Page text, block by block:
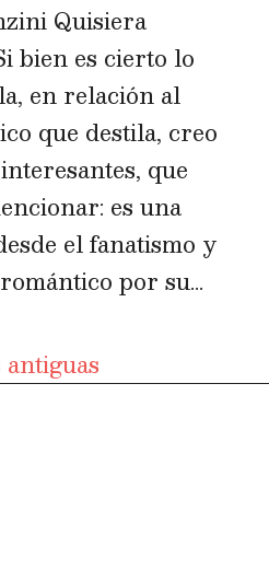
Quisiera
bien es cierto lo
en relación al
que destila, creo
que
es una
el fanatismo y
por su...